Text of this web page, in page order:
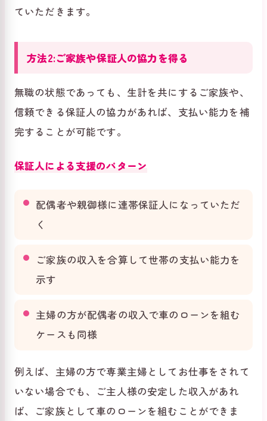
ていただきます。
方法2:ご家族や保証人の協力を得る
無職の状態であっても、生計を共にするご家族や、
信頼できる保証人の協力があれば、支払い能力を補
完することが可能です。
保証人による支援のパターン
配偶者や親御様に連帯保証人になっていただ
く
ご家族の収入を合算して世帯の支払い能力を
示す
主婦の方が配偶者の収入で車のローンを組む
ケースも同様
例えば、主婦の方で専業主婦としてお仕事をされて
いない場合でも、ご主人様の安定した収入があれ
ば、ご家族として車のローンを組むことができま